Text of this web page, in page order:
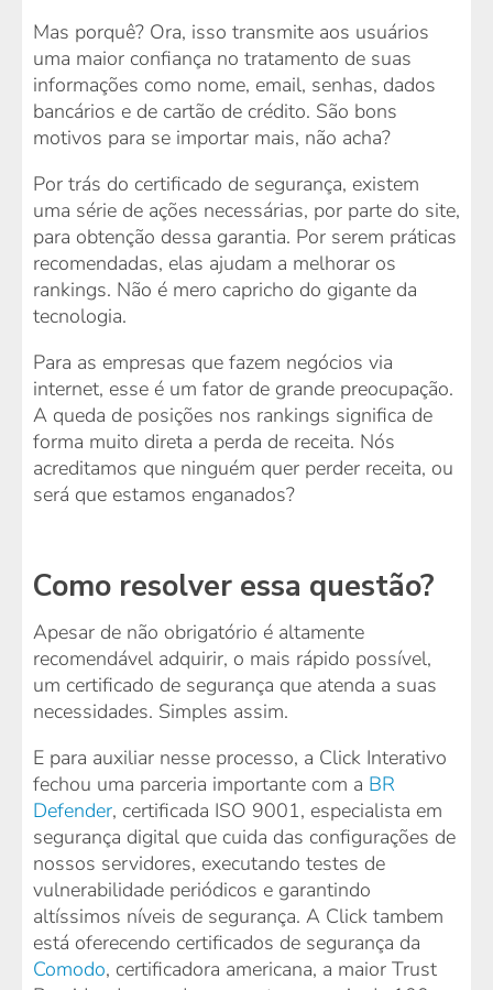
Mas porquê? Ora, isso transmite aos usuários
uma maior confiança no tratamento de suas
informações como nome, email, senhas, dados
bancários e de cartão de crédito. São bons
motivos para se importar mais, não acha?
Por trás do certificado de segurança, existem
uma série de ações necessárias, por parte do site,
para obtenção dessa garantia. Por serem práticas
recomendadas, elas ajudam a melhorar os
rankings. Não é mero capricho do gigante da
tecnologia.
Para as empresas que fazem negócios via
internet, esse é um fator de grande preocupação.
A queda de posições nos rankings significa de
forma muito direta a perda de receita. Nós
acreditamos que ninguém quer perder receita, ou
será que estamos enganados?
Como resolver essa questão?
Apesar de não obrigatório é altamente
recomendável adquirir, o mais rápido possível,
um certificado de segurança que atenda a suas
necessidades. Simples assim.
E para auxiliar nesse processo, a Click Interativo
fechou uma parceria importante com a BR
Defender, certificada ISO 9001, especialista em
segurança digital que cuida das configurações de
nossos servidores, executando testes de
vulnerabilidade periódicos e garantindo
altíssimos níveis de segurança. A Click tambem
está oferecendo certificados de segurança da
Comodo, certificadora americana, a maior Trust